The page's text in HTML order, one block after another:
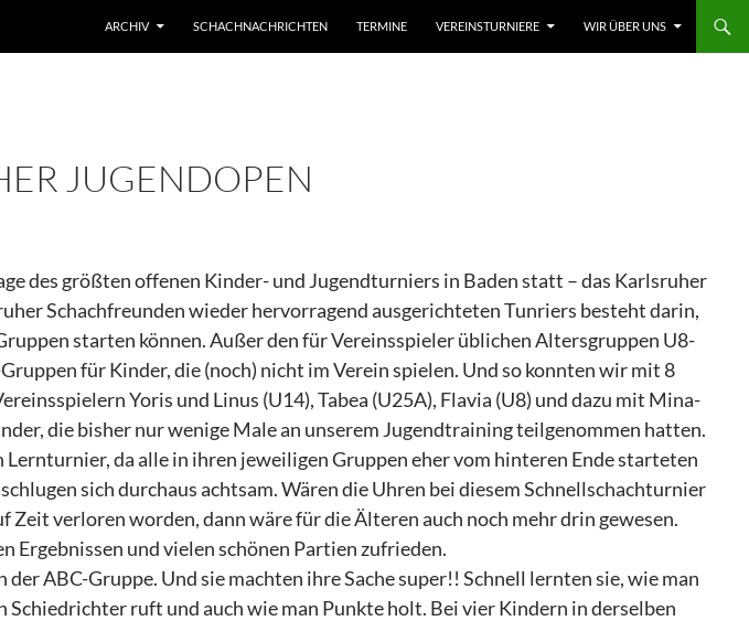
ARCHIV SCHACHNACHRICHTEN TERMINE VEREINSTURNIERE WIR ÜBER UNS
JUGENDOPEN
des größten offenen Kinder- und Jugendturniers in Baden statt – das Karlsruher
Schachfreunden wieder hervorragend ausgerichteten Tunriers besteht darin,
starten können. Außer den für Vereinsspieler üblichen Altersgruppen U8-
für Kinder, die (noch) nicht im Verein spielen. Und so konnten wir mit 8
Yoris und Linus (U14), Tabea (U25A), Flavia (U8) und dazu mit Mina-
die bisher nur wenige Male an unserem Jugendtraining teilgenommen hatten.
Lernturnier, da alle in ihren jeweiligen Gruppen eher vom hinteren Ende starteten
sich durchaus achtsam. Wären die Uhren bei diesem Schnellschachturnier
Zeit verloren worden, dann wäre für die Älteren auch noch mehr drin gewesen.
Ergebnissen und vielen schönen Partien zufrieden.
ABC-Gruppe. Und sie machten ihre Sache super!! Schnell lernten sie, wie man
Schiedrichter ruft und auch wie man Punkte holt. Bei vier Kindern in derselben